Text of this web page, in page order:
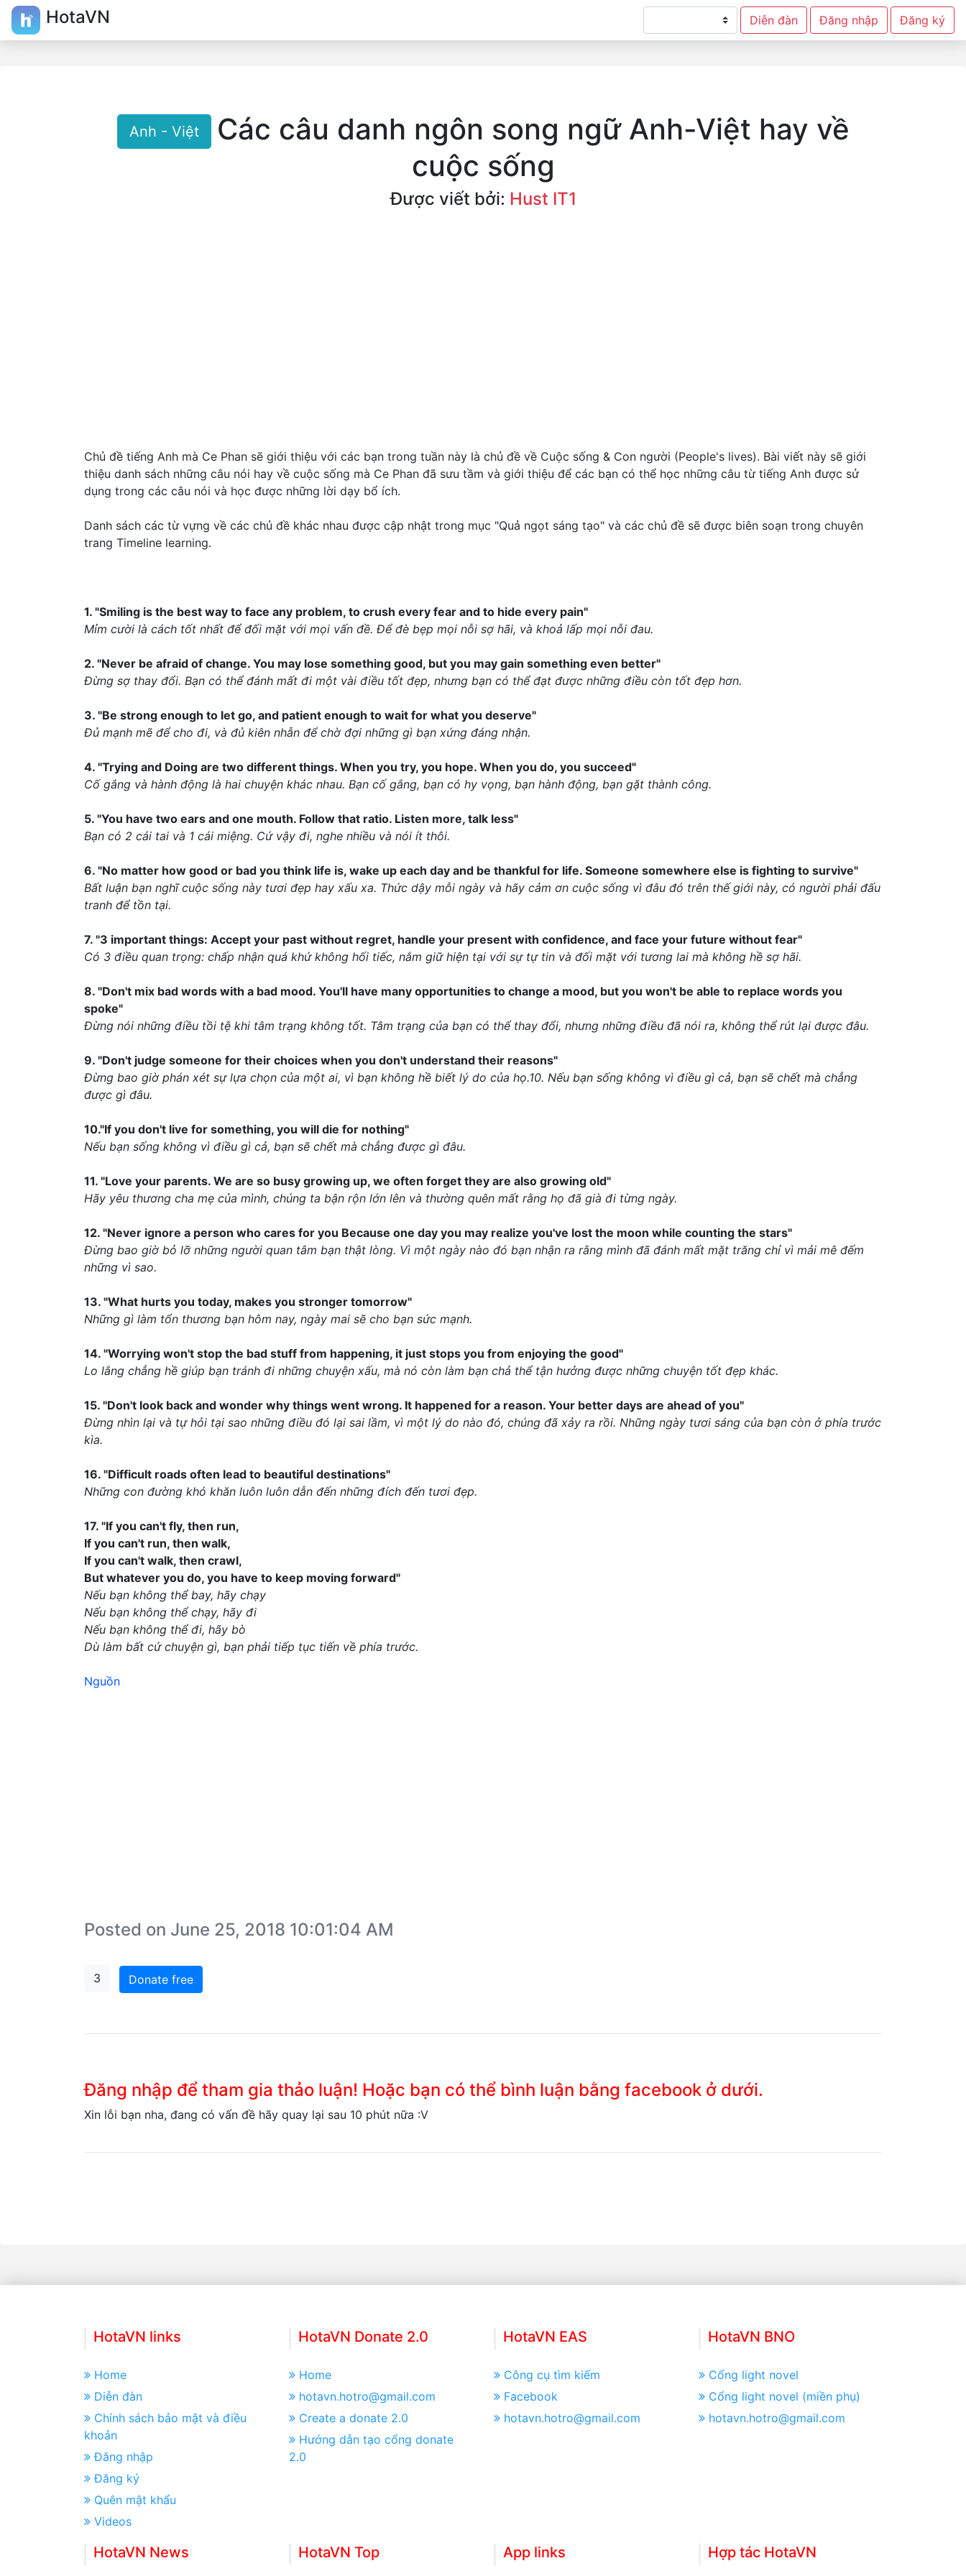
HotaVN Diễn đàn Đăng nhập Đăng ký
Anh - Việt
Các câu danh ngôn song ngữ Anh-Việt hay về
cuộc sống
Được viết bởi: Hust IT1
Chủ đề tiếng Anh mà Ce Phan sẽ giới thiệu với các bạn trong tuần này là chủ đề về Cuộc sống & Con người (People's lives). Bài viết này sẽ giới
thiệu danh sách những câu nói hay về cuộc sống mà Ce Phan đã sưu tầm và giới thiệu để các bạn có thể học những câu từ tiếng Anh được sử
dụng trong các câu nói và học được những lời dạy bổ ích.
Danh sách các từ vựng về các chủ đề khác nhau được cập nhật trong mục "Quả ngọt sáng tạo" và các chủ đề sẽ được biên soạn trong chuyên
trang Timeline learning.
1. "Smiling is the best way to face any problem, to crush every fear and to hide every pain"
Mỉm cười là cách tốt nhất để đối mặt với mọi vấn đề. Để đè bẹp mọi nỗi sợ hãi, và khoả lấp mọi nỗi đau.
2. "Never be afraid of change. You may lose something good, but you may gain something even better"
Đừng sợ thay đổi. Bạn có thể đánh mất đi một vài điều tốt đẹp, nhưng bạn có thể đạt được những điều còn tốt đẹp hơn.
3. "Be strong enough to let go, and patient enough to wait for what you deserve"
Đủ mạnh mẽ để cho đi, và đủ kiên nhẫn để chờ đợi những gì bạn xứng đáng nhận.
4. "Trying and Doing are two different things. When you try, you hope. When you do, you succeed"
Cố gắng và hành động là hai chuyện khác nhau. Bạn cố gắng, bạn có hy vọng, bạn hành động, bạn gặt thành công.
5. "You have two ears and one mouth. Follow that ratio. Listen more, talk less"
Bạn có 2 cái tai và 1 cái miệng. Cứ vậy đi, nghe nhiều và nói ít thôi.
6. "No matter how good or bad you think life is, wake up each day and be thankful for life. Someone somewhere else is fighting to survive"
Bất luận bạn nghĩ cuộc sống này tươi đẹp hay xấu xa. Thức dậy mỗi ngày và hãy cảm ơn cuộc sống vì đâu đó trên thế giới này, có người phải đấu
tranh để tồn tại.
7. "3 important things: Accept your past without regret, handle your present with confidence, and face your future without fear"
Có 3 điều quan trọng: chấp nhận quá khứ không hối tiếc, nắm giữ hiện tại với sự tự tin và đối mặt với tương lai mà không hề sợ hãi.
8. "Don't mix bad words with a bad mood. You'll have many opportunities to change a mood, but you won't be able to replace words you
spoke"
Đừng nói những điều tồi tệ khi tâm trạng không tốt. Tâm trạng của bạn có thể thay đổi, nhưng những điều đã nói ra, không thể rút lại được đâu.
9. "Don't judge someone for their choices when you don't understand their reasons"
Đừng bao giờ phán xét sự lựa chọn của một ai, vì bạn không hề biết lý do của họ.10. Nếu bạn sống không vì điều gì cả, bạn sẽ chết mà chẳng
được gì đâu.
10."If you don't live for something, you will die for nothing"
Nếu bạn sống không vì điều gì cả, bạn sẽ chết mà chẳng được gì đâu.
11. "Love your parents. We are so busy growing up, we often forget they are also growing old"
Hãy yêu thương cha mẹ của mình, chúng ta bận rộn lớn lên và thường quên mất rằng họ đã già đi từng ngày.
12. "Never ignore a person who cares for you Because one day you may realize you've lost the moon while counting the stars"
Đừng bao giờ bỏ lỡ những người quan tâm bạn thật lòng. Vì một ngày nào đó bạn nhận ra rằng mình đã đánh mất mặt trăng chỉ vì mải mê đếm
những vì sao.
13. "What hurts you today, makes you stronger tomorrow"
Những gì làm tổn thương bạn hôm nay, ngày mai sẽ cho bạn sức mạnh.
14. "Worrying won't stop the bad stuff from happening, it just stops you from enjoying the good"
Lo lắng chẳng hề giúp bạn tránh đi những chuyện xấu, mà nó còn làm bạn chả thể tận hưởng được những chuyện tốt đẹp khác.
15. "Don't look back and wonder why things went wrong. It happened for a reason. Your better days are ahead of you"
Đừng nhìn lại và tự hỏi tại sao những điều đó lại sai lầm, vì một lý do nào đó, chúng đã xảy ra rồi. Những ngày tươi sáng của bạn còn ở phía trước
kìa.
16. "Difficult roads often lead to beautiful destinations"
Những con đường khó khăn luôn luôn dẫn đến những đích đến tươi đẹp.
17. "If you can't fly, then run,
If you can't run, then walk,
If you can't walk, then crawl,
But whatever you do, you have to keep moving forward"
Nếu bạn không thể bay, hãy chạy
Nếu bạn không thể chạy, hãy đi
Nếu bạn không thể đi, hãy bò
Dù làm bất cứ chuyện gì, bạn phải tiếp tục tiến về phía trước.
Nguồn
Posted on June 25, 2018 10:01:04 AM
3 Donate free
Đăng nhập để tham gia thảo luận! Hoặc bạn có thể bình luận bằng facebook ở dưới.
Xin lỗi bạn nha, đang có vấn đề hãy quay lại sau 10 phút nữa :V
HotaVN links
Home
Diễn đàn
Chính sách bảo mật và điều
khoản
Đăng nhập
Đăng ký
Quên mật khẩu
Videos
HotaVN Donate 2.0
Home
hotavn.hotro@gmail.com
Create a donate 2.0
Hướng dẫn tạo cổng donate
2.0
HotaVN EAS
Công cụ tìm kiếm
Facebook
hotavn.hotro@gmail.com
HotaVN BNO
Cổng light novel
Cổng light novel (miền phụ)
hotavn.hotro@gmail.com
HotaVN News HotaVN Top App links Hợp tác HotaVN